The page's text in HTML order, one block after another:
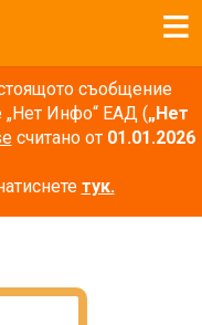
съобщение
Инфо“ ЕАД („Нет
считано от 01.01.2026
тук.